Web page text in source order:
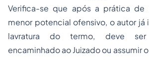
Verifica-se que após a prática de
menor potencial ofensivo, o autor
lavratura do termo, deve ser
encaminhado ao Juizado ou assumir